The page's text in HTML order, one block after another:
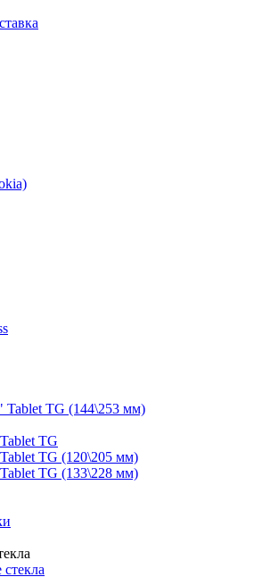
Tablet TG (144\253 мм)
TG
TG (120\205 мм)
TG (133\228 мм)